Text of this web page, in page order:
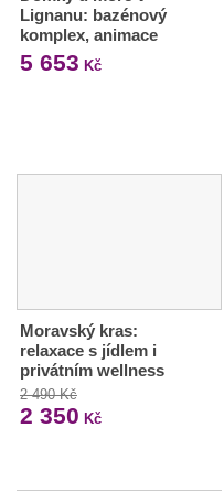
Lignanu: bazénový
komplex, animace
5 653 Kč
Moravský kras:
relaxace s jídlem i
privátním wellness
2 490 Kč
2 350 Kč